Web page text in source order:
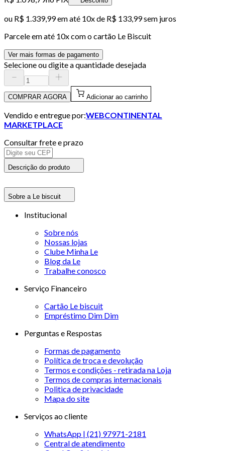
ou R$ 1.339,99em até 10x de R$ 133,99 sem juros
Parcele em até 10x com o cartão Le Biscuit
Ver mais formas de pagamento
Selecione ou digite a quantidade desejada
COMPRAR AGORA Adicionar ao carrinho
Vendido e entregue por:WEBCONTINENTAL
MARKETPLACE
Consultar frete e prazo
Descrição do produto
Sobre a Le biscuit
Institucional
Sobre nós
Nossas lojas
Clube Minha Le
Blog da Le
Trabalhe conosco
Serviço Financeiro
Cartão Le biscuit
Empréstimo Dim Dim
Perguntas e Respostas
Formas de pagamento
Política de troca e devolução
Termos e condições - retirada na Loja
Termos de compras internacionais
Politica de privacidade
Mapa do site
Serviços ao cliente
WhatsApp | (21) 97971-2181
Central de atendimento